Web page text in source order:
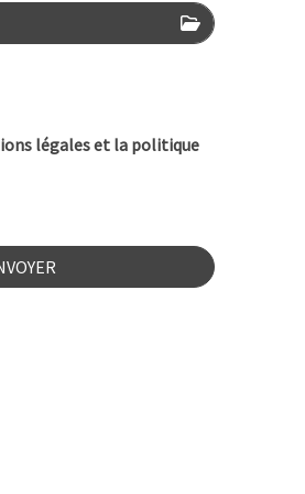
légales et la politique